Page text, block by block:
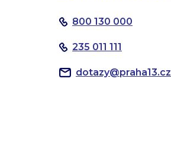
800 130 000
235 011 111
dotazy@praha13.cz